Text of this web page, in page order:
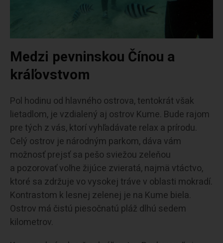
Medzi pevninskou Čínou a
kráľovstvom
Pol hodinu od hlavného ostrova, tentokrát však
lietadlom, je vzdialený aj ostrov Kume. Bude rajom
pre tých z vás, ktorí vyhľadávate relax a prírodu.
Celý ostrov je národným parkom, dáva vám
možnosť prejsť sa pešo sviežou zeleňou
a pozorovať voľne žijúce zvieratá, najmä vtáctvo,
ktoré sa zdržuje vo vysokej tráve v oblasti mokradí.
Kontrastom k lesnej zelenej je na Kume biela.
Ostrov má čistú piesočnatú pláž dlhú sedem
kilometrov.